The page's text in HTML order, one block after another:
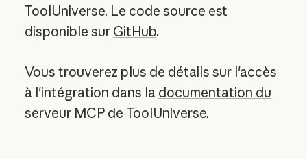
ToolUniverse. Le code source est
disponible sur GitHub.
Vous trouverez plus de détails sur l'accès
à l'intégration dans la documentation du
serveur MCP de ToolUniverse.